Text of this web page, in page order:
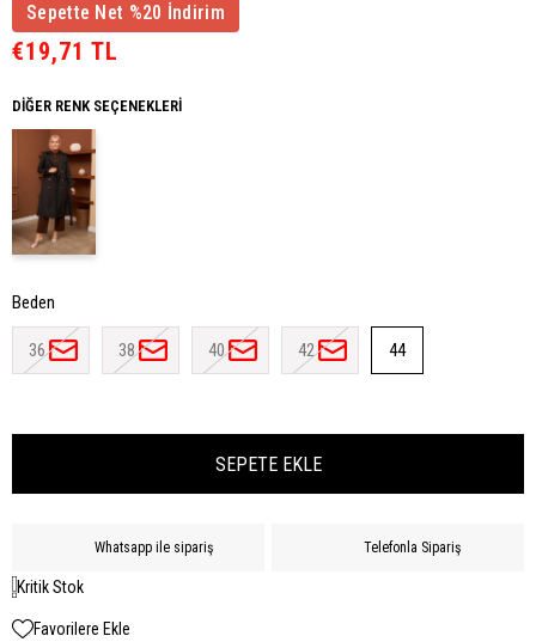
Sepette Net %20 İndirim
€19,71 TL
DIĞER RENK SEÇENEKLERI
Beden
36 38 40 42 44
Whatsapp ile sipariş Telefonla Sipariş
Kritik Stok
Favorilere Ekle